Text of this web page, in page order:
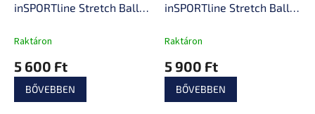
inSPORTline Stretch Ball
nyúlványok,
pumpa, tartós PVC anyag
Raktáron
5 600 Ft
BŐVEBBEN
inSPORTline Stretch Ball
nyúlványok,
pumpa, tartós PVC anyag
Raktáron
5 900 Ft
BŐVEBBEN